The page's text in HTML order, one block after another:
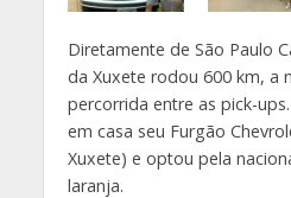
Diretamente de São Paulo
da Xuxete rodou 600 km, a
percorrida entre as pick-
em casa seu Furgão
Xuxete) e optou pela
laranja.